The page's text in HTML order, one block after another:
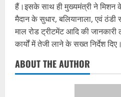
हैं।इसके साथ ही मुख्यमंत्री ने मिशन
मैदान के सुधार, बलियानाला, एवं
माल रोड ट्रीटमेंट आदि की जानकारी
कार्यों में तेजी लाने के सख्त निर्देश दिए।
ABOUT THE AUTHOR